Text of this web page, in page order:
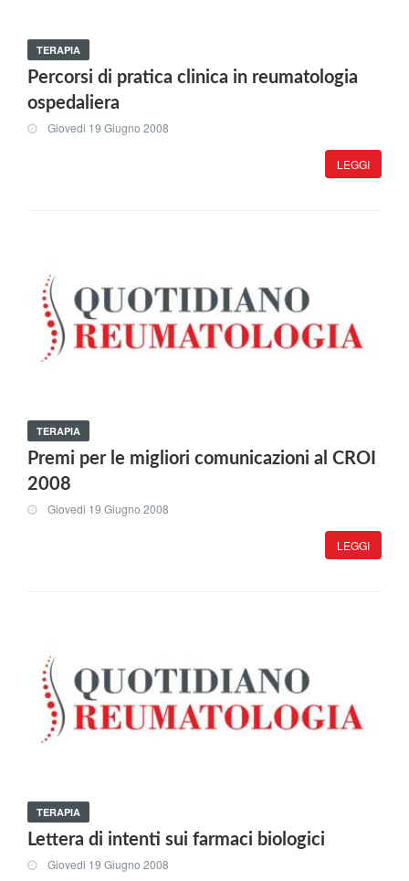
TERAPIA
Percorsi di pratica clinica in reumatologia
ospedaliera
Giovedi 19 Giugno 2008
LEGGI
TERAPIA
Premi per le migliori comunicazioni al CROI
2008
Giovedi 19 Giugno 2008
LEGGI
TERAPIA
Lettera di intenti sui farmaci biologici
Giovedi 19 Giugno 2008